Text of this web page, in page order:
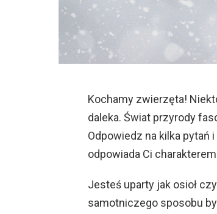
Kochamy zwierzęta!
daleka. Świat przyrody
Odpowiedz na kilka pytań
odpowiada Ci
Jesteś uparty jak osioł
samotniczego sposobu